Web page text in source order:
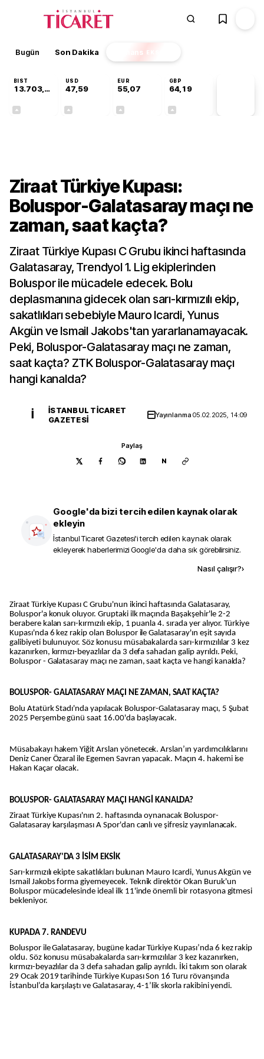
Bugün Son Dakika Finans EKSTRA
BIST
13.703,13
USD
47,59
EUR
55,07
GBP
64,19
Ziraat Türkiye Kupası:
Boluspor-Galatasaray maçı ne
zaman, saat kaçta?
Ziraat Türkiye Kupası C Grubu ikinci haftasında
Galatasaray, Trendyol 1. Lig ekiplerinden
Boluspor ile mücadele edecek. Bolu
deplasmanına gidecek olan sarı-kırmızılı ekip,
sakatlıkları sebebiyle Mauro Icardi, Yunus
Akgün ve Ismail Jakobs'tan yararlanamayacak.
Peki, Boluspor-Galatasaray maçı ne zaman,
saat kaçta? ZTK Boluspor-Galatasaray maçı
hangi kanalda?
İ
İSTANBUL TICARET
GAZETESI
Yayınlanma05.02.2025, 14:09
Paylaş
N
Google'da bizi tercih edilen kaynak olarak
ekleyin
İstanbul Ticaret Gazetesi'i tercih edilen kaynak olarak
ekleyerek haberlerimizi Google'da daha sık görebilirsiniz.
Nasıl çalışır?›
Ziraat Türkiye Kupası C Grubu'nun ikinci haftasında Galatasaray,
Boluspor'a konuk oluyor. Gruptaki ilk maçında Başakşehir'le 2-2
berabere kalan sarı-kırmızılı ekip, 1 puanla 4. sırada yer alıyor. Türkiye
Kupası'nda 6 kez rakip olan Boluspor ile Galatasaray'ın eşit sayıda
galibiyeti bulunuyor. Söz konusu müsabakalarda sarı-kırmızılılar 3 kez
kazanırken, kırmızı-beyazlılar da 3 defa sahadan galip ayrıldı. Peki,
Boluspor - Galatasaray maçı ne zaman, saat kaçta ve hangi kanalda?
BOLUSPOR- GALATASARAY MAÇI NE ZAMAN, SAAT KAÇTA?
Bolu Atatürk Stadı'nda yapılacak Boluspor-Galatasaray maçı, 5 Şubat
2025 Perşembe günü saat 16.00'da başlayacak.
Müsabakayı hakem Yiğit Arslan yönetecek. Arslan’ın yardımcılıklarını
Deniz Caner Özaral ile Egemen Savran yapacak. Maçın 4. hakemi ise
Hakan Kaçar olacak.
BOLUSPOR- GALATASARAY MAÇI HANGİ KANALDA?
Ziraat Türkiye Kupası'nın 2. haftasında oynanacak Boluspor-
Galatasaray karşılaşması A Spor'dan canlı ve şifresiz yayınlanacak.
GALATASARAY'DA 3 İSİM EKSİK
Sarı-kırmızılı ekipte sakatlıkları bulunan Mauro Icardi, Yunus Akgün ve
Ismail Jakobs forma giyemeyecek. Teknik direktör Okan Buruk'un
Boluspor mücadelesinde ideal ilk 11'inde önemli bir rotasyona gitmesi
bekleniyor.
KUPADA 7. RANDEVU
Boluspor ile Galatasaray, bugüne kadar Türkiye Kupası’nda 6 kez rakip
oldu. Söz konusu müsabakalarda sarı-kırmızılılar 3 kez kazanırken,
kırmızı-beyazlılar da 3 defa sahadan galip ayrıldı. İki takım son olarak
29 Ocak 2019 tarihinde Türkiye Kupası Son 16 Turu rövanşında
İstanbul’da karşılaştı ve Galatasaray, 4-1’lik skorla rakibini yendi.